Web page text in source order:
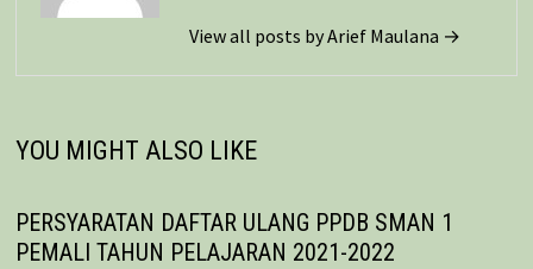
View all posts by Arief Maulana →
YOU MIGHT ALSO LIKE
PERSYARATAN DAFTAR ULANG PPDB SMAN 1
PEMALI TAHUN PELAJARAN 2021-2022